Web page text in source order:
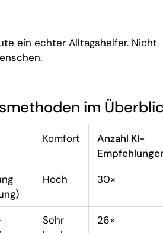
ein echter Alltagshelfer. Nicht
im
Komfort
Anzahl KI-
Hoch 30×
Sehr
26×